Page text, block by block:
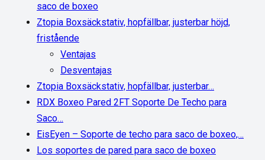
saco de boxeo
Ztopia Boxsäckstativ, hopfällbar, justerbar höjd,
fristående
Ventajas
Desventajas
Ztopia Boxsäckstativ, hopfällbar, justerbar…
RDX Boxeo Pared 2FT Soporte De Techo para
Saco…
EisEyen – Soporte de techo para saco de boxeo,…
Los soportes de pared para saco de boxeo